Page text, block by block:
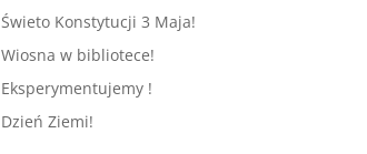
Świeto Konstytucji 3 Maja!
Wiosna w bibliotece!
Eksperymentujemy !
Dzień Ziemi!